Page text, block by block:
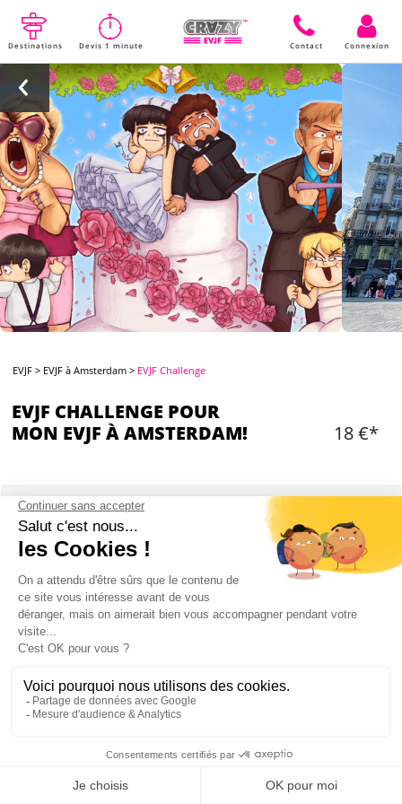
Destinations Devis 1 minute Contact Connexion
EVJF > EVJF à Amsterdam > EVJF Challenge
EVJF CHALLENGE POUR
MON EVJF À AMSTERDAM!
18 €*
CONTENU
Escape Game Urbain
Jeu sur une application
plusieurs téléphones
Des rôles secrets pour chaque joueur et
À la fin du jeu, le futur marié devra deviner les
Observation de la ville pour répondre aux
Mon EVJF à Amsterdam